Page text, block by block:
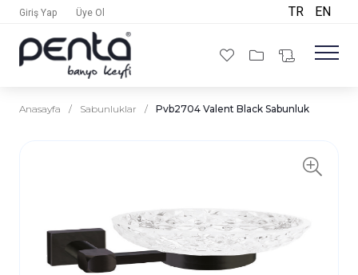
Giriş Yap Üye Ol TR EN
Anasayfa / Sabunluklar / Pvb2704 Valent Black Sabunluk